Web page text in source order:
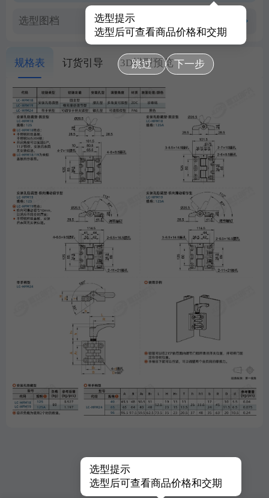
选型提示
选型后可查看商品价格和交期
跳过 下一步
选型图档
规格表 订货引导 3D模型预览
选型提示
选型后可查看商品价格和交期